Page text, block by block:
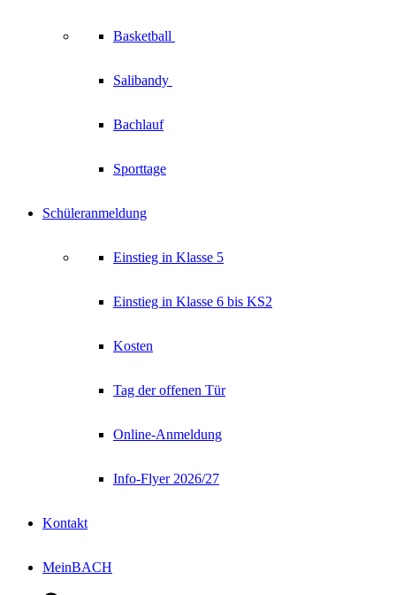
Basketball
Salibandy
Bachlauf
Sporttage
Schüleranmeldung
Einstieg in Klasse 5
Einstieg in Klasse 6 bis KS2
Kosten
Tag der offenen Tür
Online-Anmeldung
Info-Flyer 2026/27
Kontakt
MeinBACH